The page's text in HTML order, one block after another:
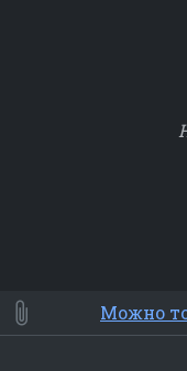
⭐ Мои
Смайлики
Люди
Можно